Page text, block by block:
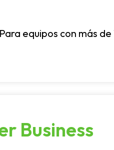
Para equipos con más de
Business